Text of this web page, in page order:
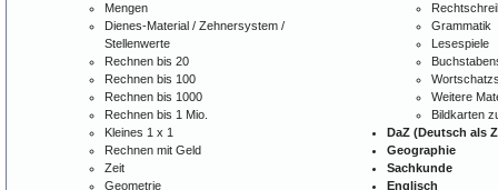
Mengen
Dienes-Material / Zehnersystem /
Stellenwerte
Rechnen bis 20
Rechnen bis 100
Rechnen bis 1000
Rechnen bis 1 Mio.
Kleines 1 x 1
Rechnen mit Geld
Zeit
Geometrie
Grammatik
Lesespiele
Weitere
Bildkarten
DaZ (Deutsch als
Geographie
Sachkunde
Englisch